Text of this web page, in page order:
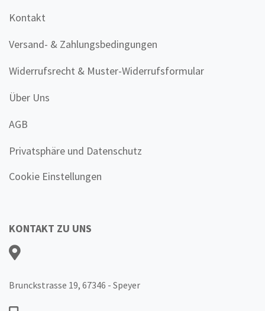
Kontakt
Versand- & Zahlungsbedingungen
Widerrufsrecht & Muster-Widerrufsformular
Über Uns
AGB
Privatsphäre und Datenschutz
Cookie Einstellungen
KONTAKT ZU UNS
Brunckstrasse 19, 67346 - Speyer